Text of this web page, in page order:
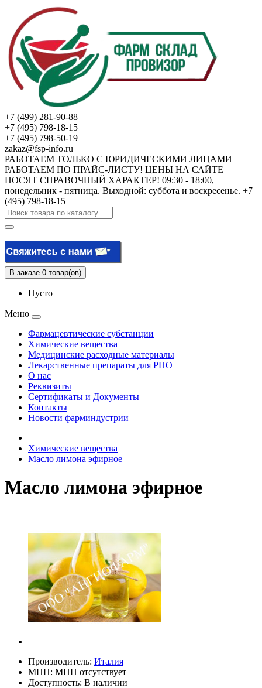
+7 (499) 281-90-88
+7 (495) 798-18-15
+7 (495) 798-50-19
zakaz@fsp-info.ru
РАБОТАЕМ ТОЛЬКО С ЮРИДИЧЕСКИМИ ЛИЦАМИ
РАБОТАЕМ ПО ПРАЙС-ЛИСТУ! ЦЕНЫ НА САЙТЕ
НОСЯТ СПРАВОЧНЫЙ ХАРАКТЕР! 09:30 - 18:00,
понедельник - пятница. Выходной: суббота и воскресенье. +7
(495) 798-18-15
В заказе 0 товар(ов)
Пусто
Меню
Фармацевтические субстанции
Химические вещества
Медицинские расходные материалы
Лекарственные препараты для РПО
О нас
Реквизиты
Сертификаты и Документы
Контакты
Новости фарминдустрии
Химические вещества
Масло лимона эфирное
Масло лимона эфирное
Производитель: Италия
МНН: МНН отсутствует
Доступность: В наличии